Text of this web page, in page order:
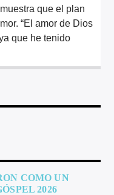
que el plan
“El amor de Dios
que he tenido
COMO UN
2026